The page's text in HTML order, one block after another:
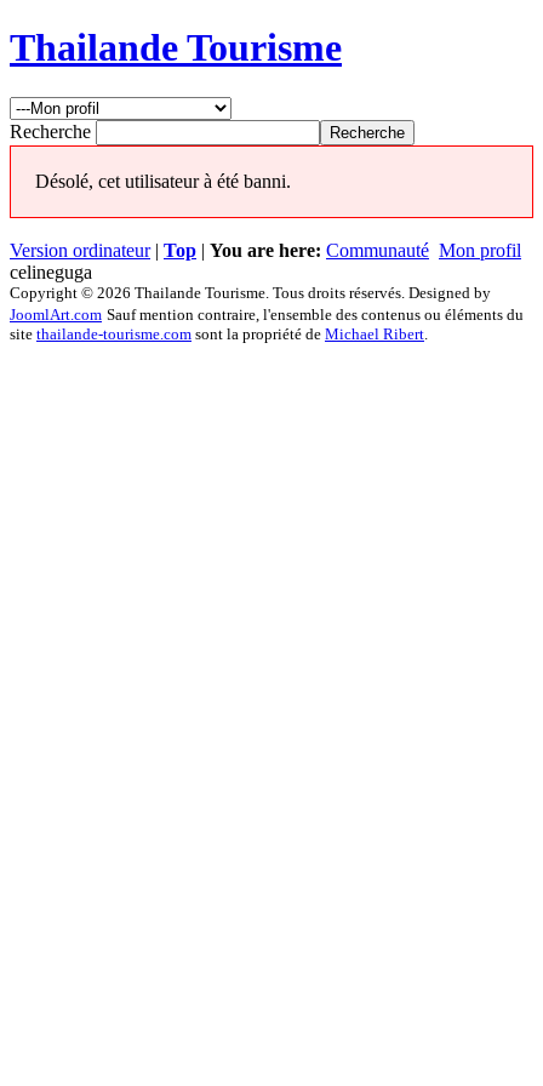
Thailande Tourisme
Recherche
Désolé, cet utilisateur à été banni.
Version ordinateur| Top | You are here: Communauté Mon profil
celineguga
Copyright © 2026 Thailande Tourisme. Tous droits réservés. Designed by
JoomlArt.com Sauf mention contraire, l'ensemble des contenus ou éléments du
site thailande-tourisme.com sont la propriété de Michael Ribert